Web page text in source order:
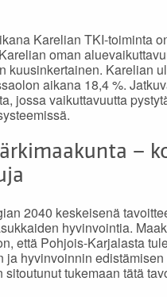
Karelian TKI-toiminta
oman
kuusinkertainen. Karelian
aikana 18,4 %.
jossa vaikuttavuutta
–
2040 keskeisenä
hyvinvointia.
että Pohjois-Karjalasta
hyvinvoinnin
tukemaan tätä